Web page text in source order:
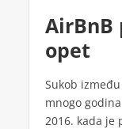
opet
Sukob
mnogo
2016. kada je